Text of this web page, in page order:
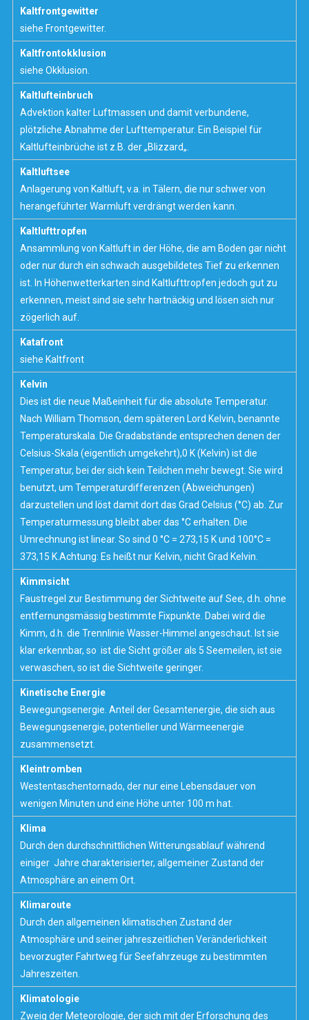
Kaltfrontgewitter
siehe Frontgewitter.
Kaltfrontokklusion
siehe Okklusion
Kaltlufteinbruch
Advektion kalter Luftmassen und damit verbundene,
plötzliche Abnahme der Lufttemperatur. Ein Beispiel für
Kaltlufteinbrüche ist z.B. der „Blizzard„.
Kaltluftsee
Anlagerung von Kaltluft, v.a. in Tälern, die nur schwer von
herangeführter Warmluft verdrängt werden kann.
Kaltlufttropfen
Ansammlung von Kaltluft in der Höhe, die am Boden gar nicht
oder nur durch ein schwach ausgebildetes Tiefzu erkennen
ist. In Höhenwetterkarten sind Kaltlufttropfen jedoch gut zu
erkennen, meist sind sie sehr hartnäckig und lösen sich nur
zögerlich auf.
Katafront
siehe Kaltfront
Kelvin
Dies ist die neue Maßeinheit für die absolute Temperatur.
Nach William Thomson, dem späteren Lord Kelvin, benannte
Temperaturskala. Die Gradabstände entsprechen denen der
Celsius-Skala (eigentlich umgekehrt),0 K (Kelvin) ist die
Temperatur, bei der sich kein Teilchen mehr bewegt. Sie wird
benutzt, um Temperaturdifferenzen (Abweichungen)
darzustellen und löst damit dort das Grad Celsius (°C) ab. Zur
Temperaturmessung bleibt aber das °C erhalten. Die
Umrechnung ist linear. So sind 0 °C = 273,15 K und 100°C =
373,15 K.Achtung: Es heißt nur Kelvin, nicht Grad Kelvin.
Kimmsicht
Faustregel zur Bestimmung der Sichtweite auf See, d.h. ohne
entfernungsmässig bestimmte Fixpunkte. Dabei wird die
Kimm, d.h. die Trennlinie Wasser-Himmel angeschaut. Ist sie
klar erkennbar, so ist die Sicht größer als 5 Seemeilen, ist sie
verwaschen, so ist die Sichtweite geringer.
Kinetische Energie
Bewegungsenergie. Anteil der Gesamtenergie, die sich aus
Bewegungsenergie, potentiellerund Wärmeenergie
zusammensetzt.
Kleintromben
Westentaschentornado, der nur eine Lebensdauer von
wenigen Minuten und eine Höhe unter 100 m hat.
Klima
Durch den durchschnittlichen Witterungsablauf während
einiger Jahre charakterisierter, allgemeiner Zustand der
Atmosphäre an einem Ort.
Klimaroute
Durch den allgemeinen klimatischen Zustand der
Atmosphäre und seiner jahreszeitlichen Veränderlichkeit
bevorzugter Fahrtweg für Seefahrzeuge zu bestimmten
Jahreszeiten.
Klimatologie
Zweig der Meteorologie, der sich mit der Erforschung des